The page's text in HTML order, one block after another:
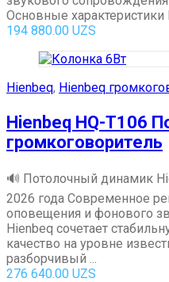
Основные характеристики
194 880.00 UZS
Hienbeq, Hienbeq
Hienbeq HQ-T106
громкоговоритель
🔊 Потолочный динамик
2026 года Современное
оповещения и фонового
Hienbeq сочетает
качество на уровне
разборчивый ...
276 640.00 UZS